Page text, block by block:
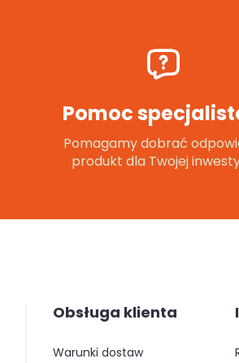
Pomoc
Pomagamy dobrać
produkt dla Twojej
Obsługa klienta
warunki dostaw